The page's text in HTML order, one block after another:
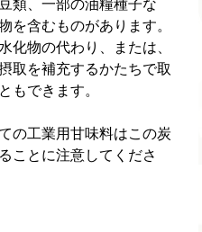
類、一部の油糧種子な
を含むものがあります。
化物の代わり、または、
取を補充するかたちで取
もできます。
の工業用甘味料はこの炭
ことに注意してくださ